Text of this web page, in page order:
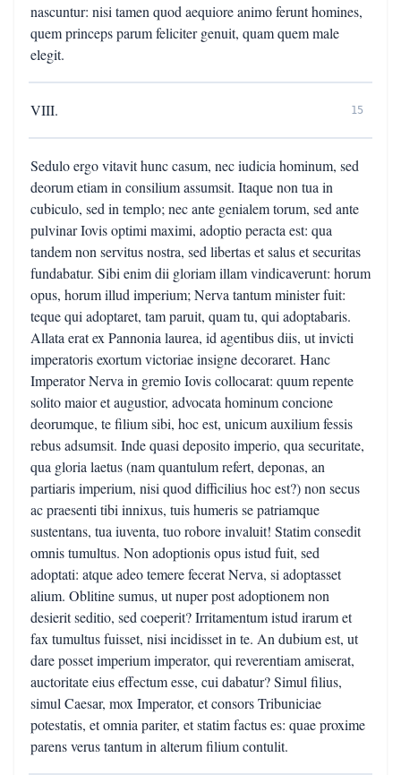
nascuntur: nisi tamen quod aequiore animo ferunt homines,
quem princeps parum feliciter genuit, quam quem male
elegit.
VIII. 15
Sedulo ergo vitavit hunc casum, nec iudicia hominum, sed
deorum etiam in consilium assumsit. Itaque non tua in
cubiculo, sed in templo; nec ante genialem torum, sed ante
pulvinar Iovis optimi maximi, adoptio peracta est: qua
tandem non servitus nostra, sed libertas et salus et securitas
fundabatur. Sibi enim dii gloriam illam vindicaverunt: horum
opus, horum illud imperium; Nerva tantum minister fuit:
teque qui adoptaret, tam paruit, quam tu, qui adoptabaris.
Allata erat ex Pannonia laurea, id agentibus diis, ut invicti
imperatoris exortum victoriae insigne decoraret. Hanc
Imperator Nerva in gremio Iovis collocarat: quum repente
solito maior et augustior, advocata hominum concione
deorumque, te filium sibi, hoc est, unicum auxilium fessis
rebus adsumsit. Inde quasi deposito imperio, qua securitate,
qua gloria laetus (nam quantulum refert, deponas, an
partiaris imperium, nisi quod difficilius hoc est?) non secus
ac praesenti tibi innixus, tuis humeris se patriamque
sustentans, tua iuventa, tuo robore invaluit! Statim consedit
omnis tumultus. Non adoptionis opus istud fuit, sed
adoptati: atque adeo temere fecerat Nerva, si adoptasset
alium. Oblitine sumus, ut nuper post adoptionem non
desierit seditio, sed coeperit? Irritamentum istud irarum et
fax tumultus fuisset, nisi incidisset in te. An dubium est, ut
dare posset imperium imperator, qui reverentiam amiserat,
auctoritate eius effectum esse, cui dabatur? Simul filius,
simul Caesar, mox Imperator, et consors Tribuniciae
potestatis, et omnia pariter, et statim factus es: quae proxime
parens verus tantum in alterum filium contulit.